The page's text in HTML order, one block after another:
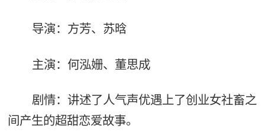
导演：方芳、苏晗
主演：何泓姗、董思成
剧情：讲述了人气声优遇上了创业女社畜之
间产生的超甜恋爱故事。